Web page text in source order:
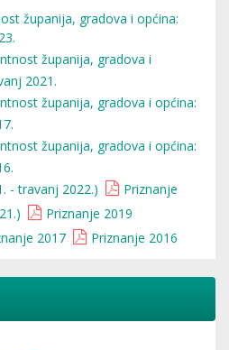
županija, gradova i općina:
županija, gradova i
2021.
županija, gradova i općina:
županija, gradova i općina:
- travanj 2022.)
Priznanje
Priznanje 2019
2017 Priznanje 2016